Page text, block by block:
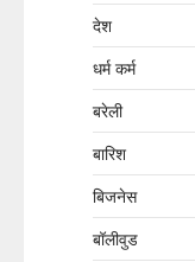
देश
धर्म कर्म
बरेली
बारिश
बिजनेस
बॉलीवुड